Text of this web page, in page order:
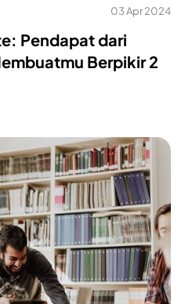
03 Apr 2024
Pendapat dari
Berpikir 2